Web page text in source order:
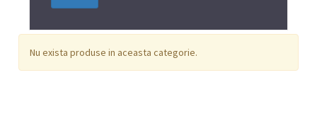
Nu exista produse in aceasta categorie.